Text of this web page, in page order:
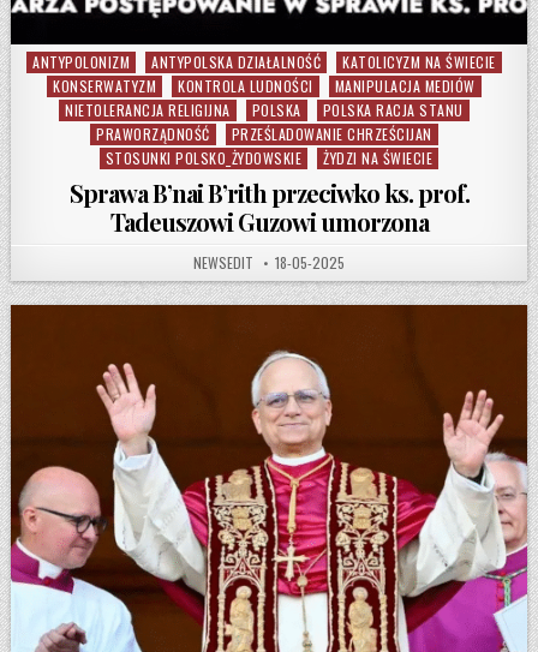
Posted in
ANTYPOLONIZM ANTYPOLSKA DZIAŁALNOŚĆ
KATOLICYZM NA ŚWIECIE
KONSERWATYZM
KONTROLA LUDNOŚCI
MANIPULACJA MEDIÓW
NIETOLERANCJA RELIGIJNA
POLSKA
POLSKA RACJA STANU
PRAWORZĄDNOŚĆ
PRZEŚLADOWANIE CHRZEŚCIJAN
STOSUNKI POLSKO_ŻYDOWSKIE
ŻYDZI NA ŚWIECIE
Sprawa B’nai B’rith przeciwko ks. prof.
Tadeuszowi Guzowi umorzona
AUTHOR:
NEWSEDIT PUBLISHED DATE:
18-05-2025